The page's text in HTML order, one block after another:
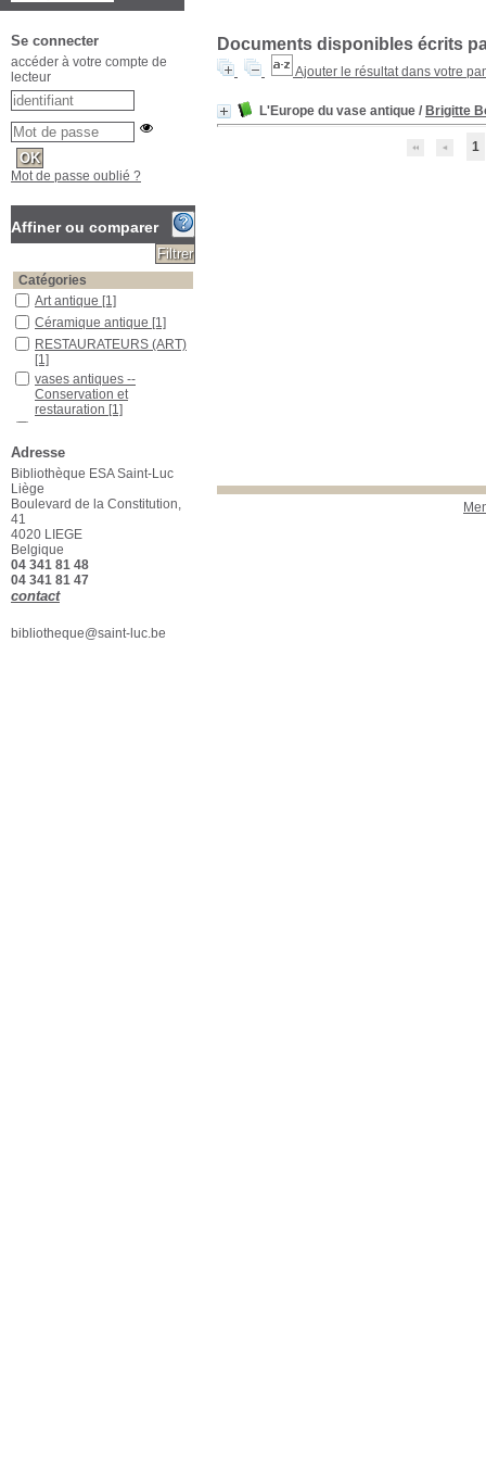
Documents disponibles écrits
Ajouter le résultat dans votre
L'Europe du vase antique / Brigitte
1
Se connecter
accéder à votre compte de
lecteur
Mot de passe oublié ?
Affiner ou comparer
Catégories
Art antique [1]
Céramique antique [1]
RESTAURATEURS (ART)
[1]
vases antiques --
Conservation et
restauration [1]
Localisation
ESA Saint-Luc
Section
Beaux-Arts - Biblio
Adresse
Bibliothèque ESA Saint-Luc
Liège
Boulevard de la Constitution,
41
4020 LIEGE
Belgique
04 341 81 48
04 341 81 47
contact
bibliotheque@saint-luc.be